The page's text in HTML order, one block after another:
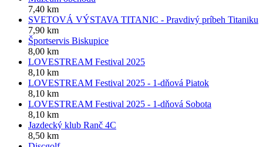
7,40 km
SVETOVÁ VÝSTAVA TITANIC - Pravdivý príbeh Titaniku
7,90 km
Športservis Biskupice
8,00 km
LOVESTREAM Festival 2025
8,10 km
LOVESTREAM Festival 2025 - 1-dňová Piatok
8,10 km
LOVESTREAM Festival 2025 - 1-dňová Sobota
8,10 km
Jazdecký klub Ranč 4C
8,50 km